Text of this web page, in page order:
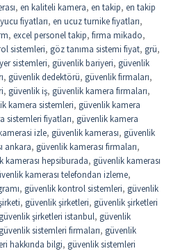
, en kaliteli kamera, en takip, en takip
fiyatları, en ucuz turnike fiyatları,
, excel personel takip, firma mikado,
sistemleri, göz tanıma sistemi fiyat, grü,
sistemleri, güvenlik bariyeri, güvenlik
, güvenlik dedektörü, güvenlik firmaları,
, güvenlik iş, güvenlik kamera firmaları,
kamera sistemleri, güvenlik kamera
sistemleri fiyatları, güvenlik kamera
izle, güvenlik kamerası, güvenlik
ankara, güvenlik kamerası firmaları,
kamerası hepsiburada, güvenlik kamerası
kamerası telefondan izleme,
, güvenlik kontrol sistemleri, güvenlik
, güvenlik şirketleri, güvenlik şirketleri
güvenlik şirketleri istanbul, güvenlik
güvenlik sistemleri firmaları, güvenlik
hakkında bilgi, güvenlik sistemleri